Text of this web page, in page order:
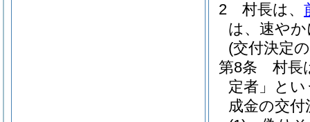
2
村長は、
は、速や
(交付決定
第8条
村長
定者」とい
成金の交